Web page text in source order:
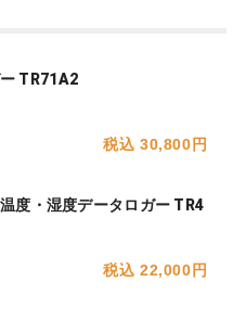
TR71A2
税込 30,800円
度・湿度データロガー TR4
税込 22,000円